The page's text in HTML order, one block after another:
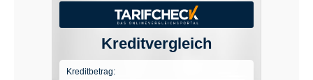
Kreditvergleich
Kreditbetrag: